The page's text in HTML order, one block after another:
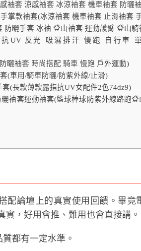
袖套 涼感袖套 冰涼袖套 機車袖套 防曬
掌款袖套(冰涼袖套 機車袖套 止滑袖套
防曬手套 冰袖 登山袖套 運動護臂 登山騎
UV 反光 吸濕排汗 慢跑 自行車 單
曬袖套 時尚搭配 騎車 慢跑 戶外運動)
(車用/騎車防曬/防紫外線/止滑)
(長款薄款露指抗UV女配件2色74dz9)
袖套運動袖套(籃球棒球防紫外線路跑
配論壇上的真實使用回饋。畢竟
實，好用會推、難用也會直接講。
都有一定水準。